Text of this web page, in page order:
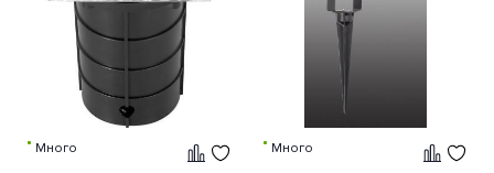
Много Много